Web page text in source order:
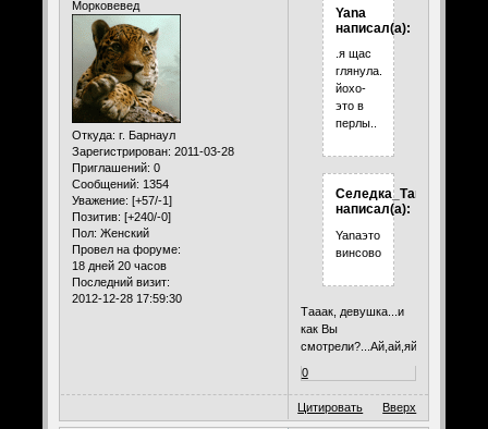
Морковевед
Откуда: г. Барнаул
Зарегистрирован: 2011-03-28
Приглашений: 0
Сообщений: 1354
Уважение: [+57/-1]
Позитив: [+240/-0]
Пол: Женский
Провел на форуме:
18 дней 20 часов
Последний визит:
2012-12-28 17:59:30
Yana
написал(а):
.я щас
глянула..ага..Сашино
йохо-
это в
перлы..
Селедка_Таня
написал(а):
Yanaэто
винсово
Тааак, девушка...и
как Вы
смотрели?...Ай,ай,яй.
0
Цитировать Вверх